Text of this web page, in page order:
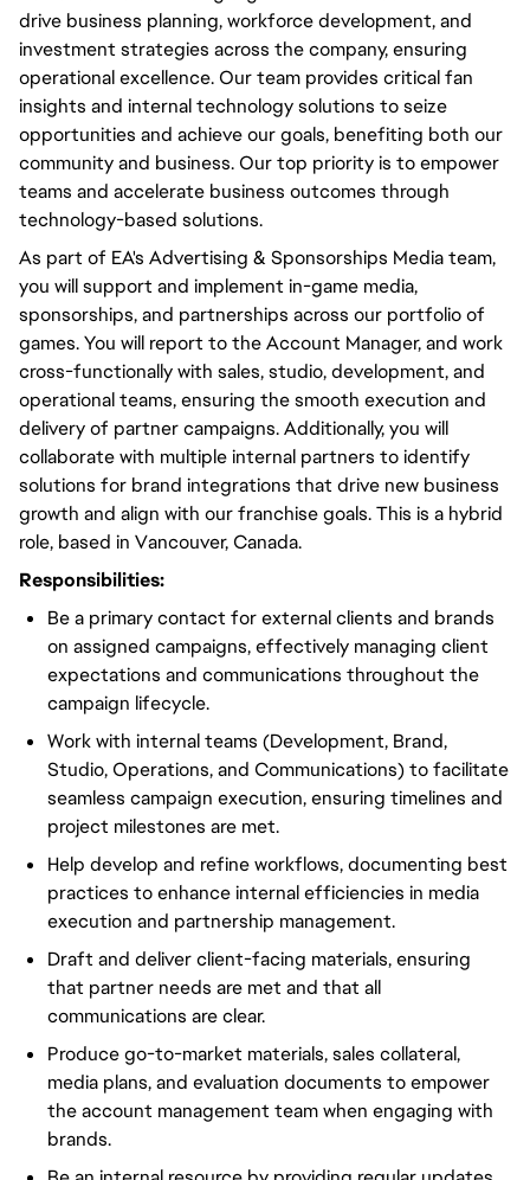
drive business planning, workforce development, and
investment strategies across the company, ensuring
operational excellence. Our team provides critical fan
insights and internal technology solutions to seize
opportunities and achieve our goals, benefiting both our
community and business. Our top priority is to empower
teams and accelerate business outcomes through
technology-based solutions.
As part of EA's Advertising & Sponsorships Media team,
you will support and implement in-game media,
sponsorships, and partnerships across our portfolio of
games. You will report to the Account Manager, and work
cross-functionally with sales, studio, development, and
operational teams, ensuring the smooth execution and
delivery of partner campaigns. Additionally, you will
collaborate with multiple internal partners to identify
solutions for brand integrations that drive new business
growth and align with our franchise goals. This is a hybrid
role, based in Vancouver, Canada.
Responsibilities:
Be a primary contact for external clients and brands
on assigned campaigns, effectively managing client
expectations and communications throughout the
campaign lifecycle.
Work with internal teams (Development, Brand,
Studio, Operations, and Communications) to facilitate
seamless campaign execution, ensuring timelines and
project milestones are met.
Help develop and refine workflows, documenting best
practices to enhance internal efficiencies in media
execution and partnership management.
Draft and deliver client-facing materials, ensuring
that partner needs are met and that all
communications are clear.
Produce go-to-market materials, sales collateral,
media plans, and evaluation documents to empower
the account management team when engaging with
brands.